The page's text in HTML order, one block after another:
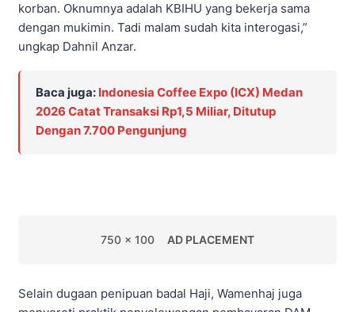
korban. Oknumnya adalah KBIHU yang bekerja sama
dengan mukimin. Tadi malam sudah kita interogasi,”
ungkap Dahnil Anzar.
Baca juga: Indonesia Coffee Expo (ICX) Medan
2026 Catat Transaksi Rp1,5 Miliar, Ditutup
Dengan 7.700 Pengunjung
750 x 100 AD PLACEMENT
Selain dugaan penipuan badal Haji, Wamenhaj juga